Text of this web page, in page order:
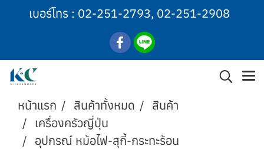
เบอร์โทร : 02-251-2793, 02-251-2908
หน้าแรก สินค้าทั้งหมด
สินค้า
เครื่องครัวญี่ปุ่น
อุปกรณ์ หม้อไฟ-สุกี้-กระทะร้อน